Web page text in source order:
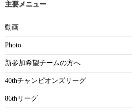
主要メニュー
動画
Photo
新参加希望チームの方へ
40thチャンピオンズリーグ
86thリーグ